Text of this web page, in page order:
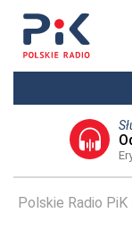
Polskie Radio PiK